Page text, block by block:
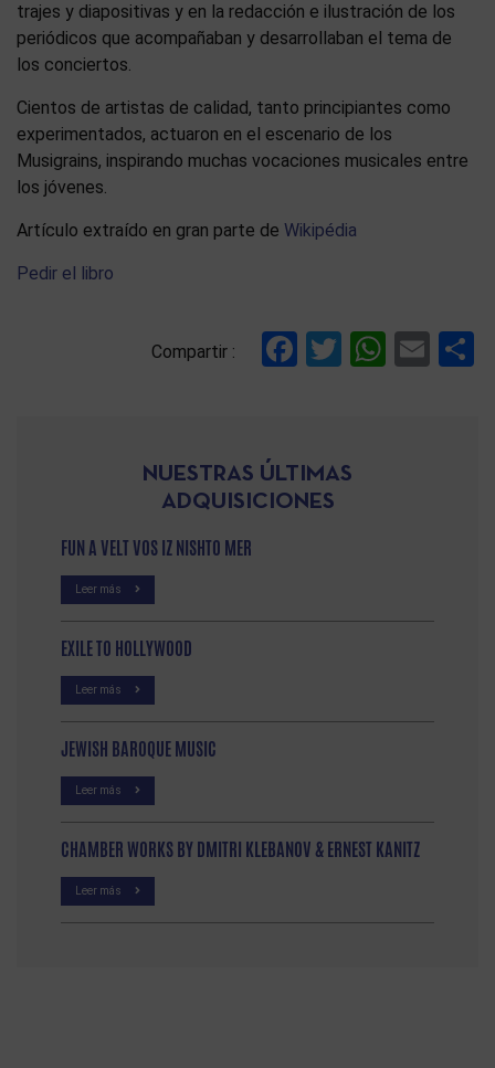
trajes y diapositivas y en la redacción e ilustración de los
periódicos que acompañaban y desarrollaban el tema de
los conciertos.
Cientos de artistas de calidad, tanto principiantes como
experimentados, actuaron en el escenario de los
Musigrains, inspirando muchas vocaciones musicales entre
los jóvenes.
Artículo extraído en gran parte de Wikipédia
Pedir el libro
Compartir : Facebook
Twitter
NUESTRAS ÚLTIMAS
ADQUISICIONES
FUN A VELT VOS IZ NISHTO MER
Leer más
EXILE TO HOLLYWOOD
Leer más
JEWISH BAROQUE MUSIC
Leer más
CHAMBER WORKS BY DMITRI KLEBANOV & ERNEST KANITZ
Leer más